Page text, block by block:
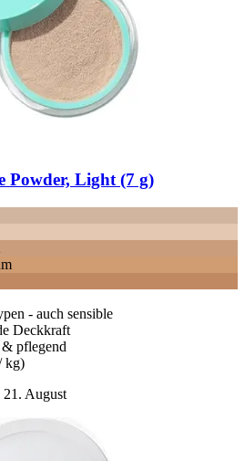
Powder, Light (7 g)
- auch sensible
Deckkraft
pflegend
kg)
21. August